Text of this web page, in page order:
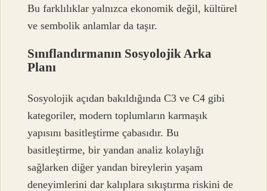
Bu farklılıklar yalnızca ekonomik değil, kültürel
ve sembolik anlamlar da taşır.
Sınıflandırmanın Sosyolojik Arka
Planı
Sosyolojik açıdan bakıldığında C3 ve C4 gibi
kategoriler, modern toplumların karmaşık
yapısını basitleştirme çabasıdır. Bu
basitleştirme, bir yandan analiz kolaylığı
sağlarken diğer yandan bireylerin yaşam
deneyimlerini dar kalıplara sıkıştırma riskini de